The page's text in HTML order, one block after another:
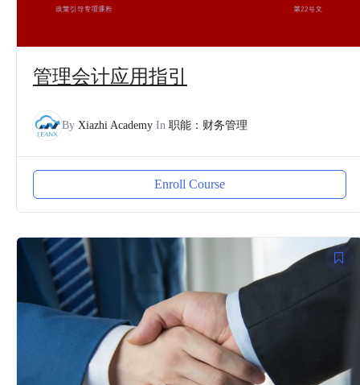
管理会计应用指引
By Xiazhi Academy In 职能：财务管理
Enroll Course